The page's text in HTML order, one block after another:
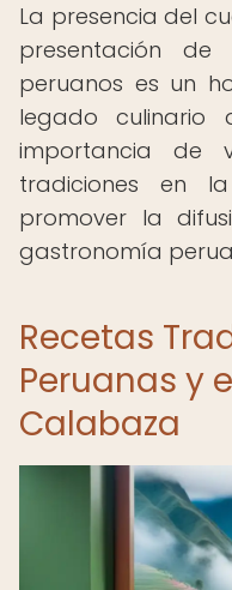
La presencia del
presentación de
peruanos es un
legado culinario
importancia de
tradiciones en
promover la
gastronomía
Recetas
Peruanas y
Calabaza